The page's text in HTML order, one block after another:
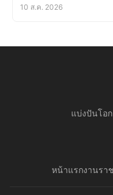
10 ส.ค. 2026
แบ่งปันโอ
หน้าแรกงานรา